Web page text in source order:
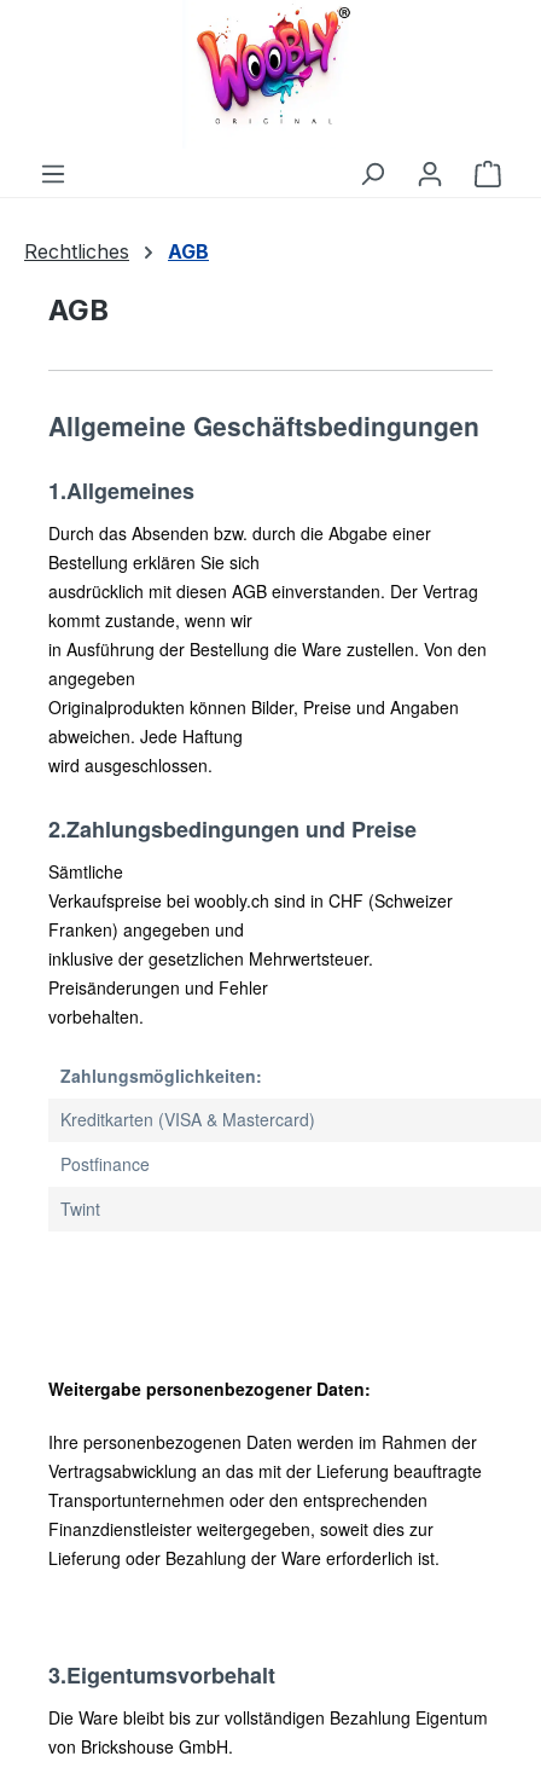
Rechtliches AGB
AGB
Allgemeine Geschäftsbedingungen
1.Allgemeines
Durch das Absenden bzw. durch die Abgabe einer
Bestellung erklären Sie sich
ausdrücklich mit diesen AGB einverstanden. Der Vertrag
kommt zustande, wenn wir
in Ausführung der Bestellung die Ware zustellen. Von den
angegeben
Originalprodukten können Bilder, Preise und Angaben
abweichen. Jede Haftung
wird ausgeschlossen.
2.Zahlungsbedingungen und Preise
Sämtliche
Verkaufspreise bei woobly.ch sind in CHF (Schweizer
Franken) angegeben und
inklusive der gesetzlichen Mehrwertsteuer.
Preisänderungen und Fehler
vorbehalten.
Zahlungsmöglichkeiten:
Kreditkarten (VISA & Mastercard)
Postfinance
Twint
Weitergabe personenbezogener Daten:
Ihre personenbezogenen Daten werden im Rahmen der
Vertragsabwicklung an das mit der Lieferung beauftragte
Transportunternehmen oder den entsprechenden
Finanzdienstleister weitergegeben, soweit dies zur
Lieferung oder Bezahlung der Ware erforderlich ist.
3.Eigentumsvorbehalt
Die Ware bleibt bis zur vollständigen Bezahlung Eigentum
von Brickshouse GmbH.